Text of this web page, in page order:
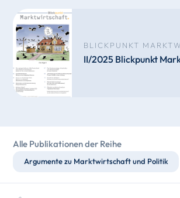
BLICKPUNKT
II/2025 Blickpunkt
Alle Publikationen der Reihe
Argumente zu Marktwirtschaft und Politik